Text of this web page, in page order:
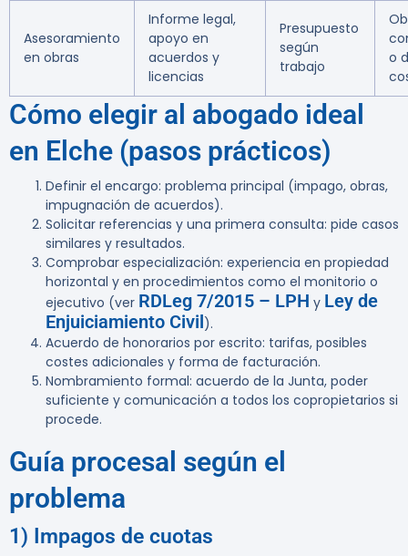
Asesoramiento
en obras
Informe legal,
apoyo en
acuerdos y
licencias
Presupuesto
según
trabajo
o
Cómo elegir al abogado ideal
en Elche (pasos prácticos)
Definir el encargo: problema principal (impago, obras,
impugnación de acuerdos).
Solicitar referencias y una primera consulta: pide casos
similares y resultados.
Comprobar especialización: experiencia en propiedad
horizontal y en procedimientos como el monitorio o
ejecutivo (ver RDLeg 7/2015 – LPH y Ley de
Enjuiciamiento Civil).
Acuerdo de honorarios por escrito: tarifas, posibles
costes adicionales y forma de facturación.
Nombramiento formal: acuerdo de la Junta, poder
suficiente y comunicación a todos los copropietarios si
procede.
Guía procesal según el
problema
1) Impagos de cuotas